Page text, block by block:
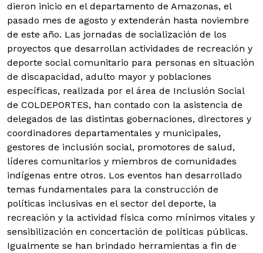
dieron inicio en el departamento de Amazonas, el
pasado mes de agosto y extenderán hasta noviembre
de este año. Las jornadas de socialización de los
proyectos que desarrollan actividades de recreación y
deporte social comunitario para personas en situación
de discapacidad, adulto mayor y poblaciones
específicas, realizada por el área de Inclusión Social
de COLDEPORTES, han contado con la asistencia de
delegados de las distintas gobernaciones, directores y
coordinadores departamentales y municipales,
gestores de inclusión social, promotores de salud,
líderes comunitarios y miembros de comunidades
indígenas entre otros. Los eventos han desarrollado
temas fundamentales para la construcción de
políticas inclusivas en el sector del deporte, la
recreación y la actividad física como mínimos vitales y
sensibilización en concertación de políticas públicas.
Igualmente se han brindado herramientas a fin de